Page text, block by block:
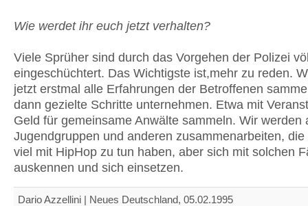
Wie werdet ihr euch jetzt verhalten?
Viele Sprüher sind durch das Vorgehen der Polizei
eingeschüchtert. Das Wichtigste ist,mehr zu reden.
jetzt erstmal alle Erfahrungen der Betroffenen
dann gezielte Schritte unternehmen. Etwa mit
Geld für gemeinsame Anwälte sammeln. Wir werden
Jugendgruppen und anderen zusammenarbeiten, die
viel mit HipHop zu tun haben, aber sich mit solchen
auskennen und sich einsetzen.
Dario Azzellini | Neues Deutschland, 05.02.1995